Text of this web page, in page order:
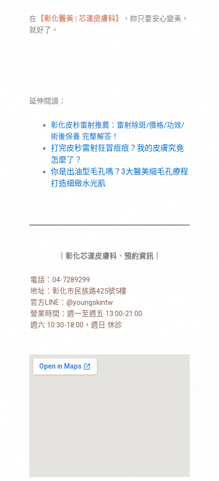
在 【彰化醫美 | 芯漾皮膚科】
，妳只要安心變美，
就好了。
延伸閱讀：
彰化皮秒雷射推薦：雷射除斑/價格/功效/
術後保養 完整解答！
打完皮秒雷射狂冒痘痘？我的皮膚究竟
怎麼了？
你是出油型毛孔嗎？3大醫美縮毛孔療程
打造細緻水光肌
｜彰化芯漾皮膚科．預約資訊｜
電話： 04-7289299
地址： 彰化市民族路425號5樓
官方LINE： @youngskintw
營業時間：週一至週五 13:00-21:00
週六 10:30-18:00，週日 休診